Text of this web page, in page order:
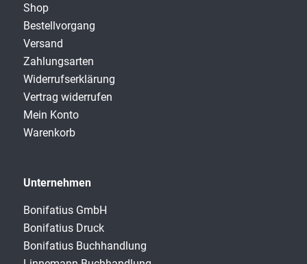
Shop
Bestellvorgang
Versand
Zahlungsarten
Widerrufserklärung
Vertrag widerrufen
Mein Konto
Warenkorb
Unternehmen
Bonifatius GmbH
Bonifatius Druck
Bonifatius Buchhandlung